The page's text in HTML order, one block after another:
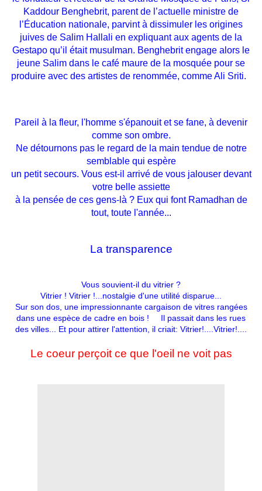
Kaddour Benghebrit, parent de l’actuelle ministre de
l’Éducation nationale, parvint à dissimuler les origines
juives de Salim Hallali en expliquant aux agents de la
Gestapo qu’il était musulman. Benghebrit engage alors le
jeune Salim dans le café maure de la mosquée pour se
produire avec des artistes de renommée, comme Ali Sriti.
Pareil à la fleur, l'homme s'épanouit et se fane, à devenir
comme son ombre.
Ne détournons pas le regard de la main tendue de notre
semblable qui espère
un petit secours. Vous est-il arrivé de vous jalouser devant
votre belle assiette
à la pensée de ces gens-là ? Eux qui font Ramadhan de
tout, toute l'année...
La transparence
Vous souvient-il du vitrier ?
Vitrier ! Vitrier !...nostalgie d'une utilité disparue...
Sur son dos, une impressionnante cargaison de vitres rangées
dans une espèce de cadre en bois ! Il passait dans les rues
des villes... Et pour attirer l'attention, il criait: Vitrier!....Vitrier!....
Le coeur perçoit ce que l'oeil ne voit pas